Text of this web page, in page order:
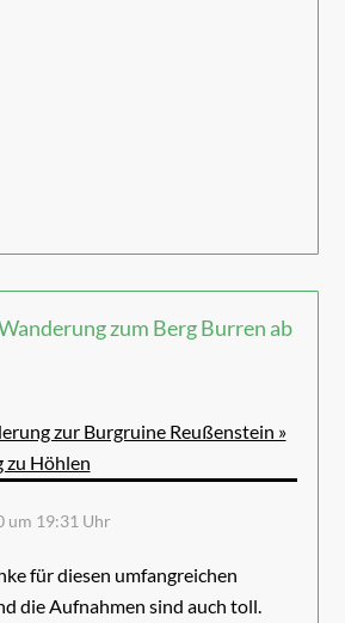
zum Berg Burren ab
zur Burgruine Reußenstein »
zu Höhlen
um 19:31 Uhr
für diesen umfangreichen
die Aufnahmen sind auch toll.